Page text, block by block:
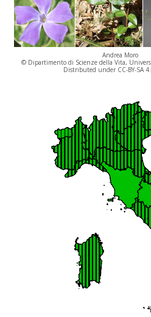
Andrea Moro
© Dipartimento di Scienze della Vita,
Distributed under CC-BY-SA